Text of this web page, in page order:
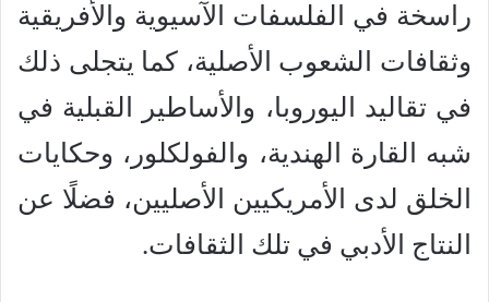
راسخة في الفلسفات الآسيوية والأفريقية
وثقافات الشعوب الأصلية، كما يتجلى ذلك
في تقاليد اليوروبا، والأساطير القبلية في
شبه القارة الهندية، والفولكلور، وحكايات
الخلق لدى الأمريكيين الأصليين، فضلًا عن
النتاج الأدبي في تلك الثقافات.